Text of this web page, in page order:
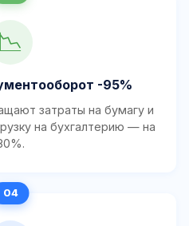
📉
-95%
затраты на бумагу и
на бухгалтерию — на